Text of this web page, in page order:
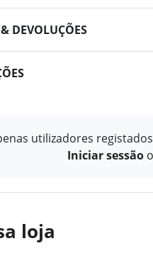
DEVOLUÇÕES
utilizadores
Iniciar sessão
loja